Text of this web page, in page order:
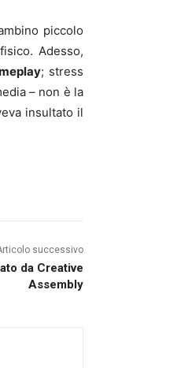
piccolo
Adesso,
; stress
– non è la
insultato il
successivo
da Creative
Assembly